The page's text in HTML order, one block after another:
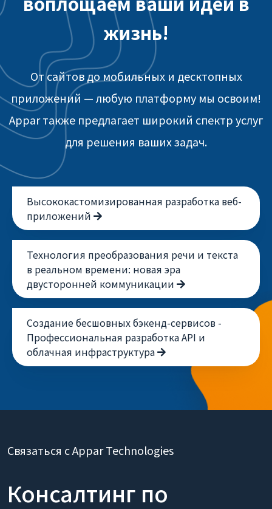
жизнь!
От сайтов до мобильных и десктопных
приложений — любую платформу мы освоим!
Appar также предлагает широкий спектр услуг
для решения ваших задач.
Высококастомизированная разработка веб-
приложений
Технология преобразования речи и текста
в реальном времени: новая эра
двусторонней коммуникации
Создание бесшовных бэкенд-сервисов -
Профессиональная разработка API и
облачная инфраструктура
Связаться с Appar Technologies
Консалтинг по